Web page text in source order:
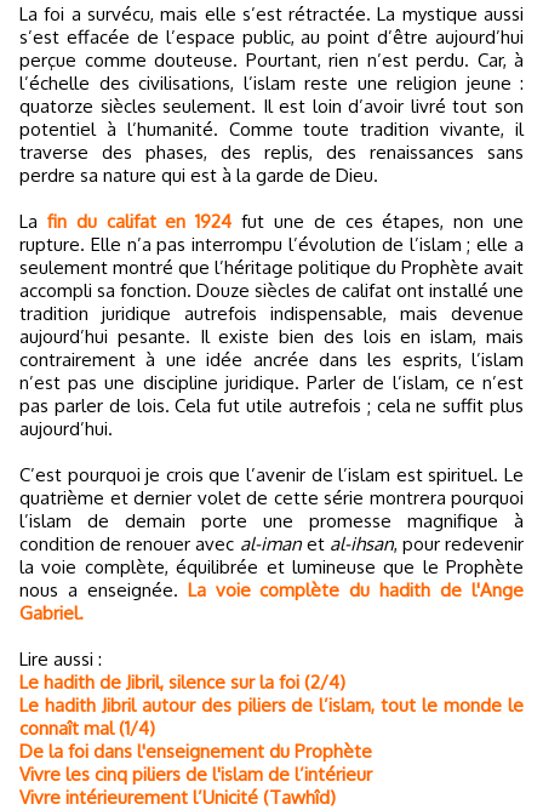
La foi a survécu, mais elle s’est rétractée. La mystique aussi
s’est effacée de l’espace public, au point d’être aujourd’hui
perçue comme douteuse. Pourtant, rien n’est perdu. Car, à
l’échelle des civilisations, l’islam reste une religion jeune :
quatorze siècles seulement. Il est loin d’avoir livré tout son
potentiel à l’humanité. Comme toute tradition vivante, il
traverse des phases, des replis, des renaissances sans
perdre sa nature qui est à la garde de Dieu.
La fin du califat en 1924 fut une de ces étapes, non une
rupture. Elle n’a pas interrompu l’évolution de l’islam ; elle a
seulement montré que l’héritage politique du Prophète avait
accompli sa fonction. Douze siècles de califat ont installé une
tradition juridique autrefois indispensable, mais devenue
aujourd’hui pesante. Il existe bien des lois en islam, mais
contrairement à une idée ancrée dans les esprits, l’islam
n’est pas une discipline juridique. Parler de l’islam, ce n’est
pas parler de lois. Cela fut utile autrefois ; cela ne suffit plus
aujourd’hui.
C’est pourquoi je crois que l’avenir de l’islam est spirituel. Le
quatrième et dernier volet de cette série montrera pourquoi
l’islam de demain porte une promesse magnifique à
condition de renouer avec al-imanet al-ihsan, pour redevenir
la voie complète, équilibrée et lumineuse que le Prophète
nous a enseignée. La voie complète du hadith de l'Ange
Gabriel.
Lire aussi :
Le hadith de Jibril, silence sur la foi (2/4)
Le hadith Jibril autour des piliers de l’islam, tout le monde le
connaît mal (1/4)
De la foi dans l'enseignement du Prophète
Vivre les cinq piliers de l'islam de l’intérieur
Vivre intérieurement l’Unicité (Tawhîd)